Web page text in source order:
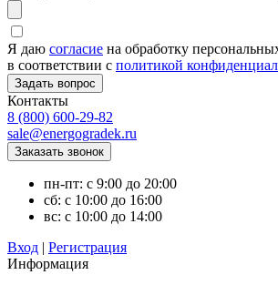
Я даю согласие на обработку
в соответствии с политикой
Контакты
8 (800) 600-29-82
sale@energogradek.ru
пн-пт: с 9:00 до 20:00
сб: с 10:00 до 16:00
вс: с 10:00 до 14:00
Вход | Регистрация
Информация